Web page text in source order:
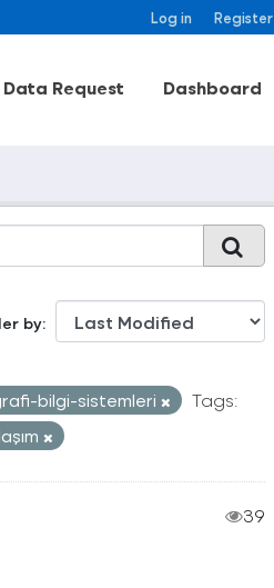
Log in Register
Data Request Dashboard
by
bilgi-sistemleri
Tags:
39